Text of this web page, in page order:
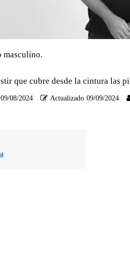
masculino.
que cubre desde la cintura las
09/08/2024 Actualizado 09/09/2024